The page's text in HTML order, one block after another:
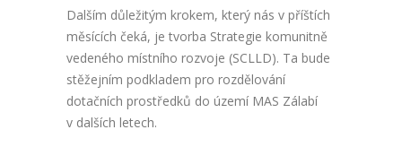
Dalším důležitým krokem, který nás v příštích
měsících čeká, je tvorba Strategie komunitně
vedeného místního rozvoje (SCLLD). Ta bude
stěžejním podkladem pro rozdělování
dotačních prostředků do území MAS Zálabí
v dalších letech.